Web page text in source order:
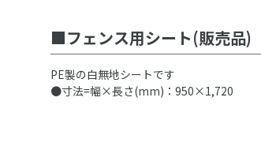
フェンス用シート(販売品)
PE製の白無地シートです
●寸法=幅×長さ(mm)：950×1,720